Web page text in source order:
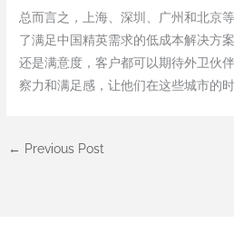
总而言之，上海、深圳、广州和北京
了满足中国精英需求的低成本解决方
还是满意度，客户都可以期待外卫伙
察力和满足感，让他们在这些城市的
← Previous Post